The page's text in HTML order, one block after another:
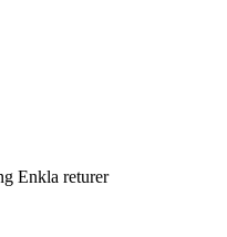
Enkla returer